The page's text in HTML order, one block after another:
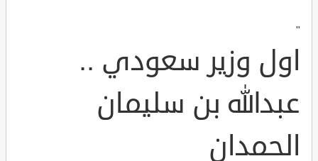
"
اول وزير سعودي ..
عبدالله بن سليمان
الحمدان